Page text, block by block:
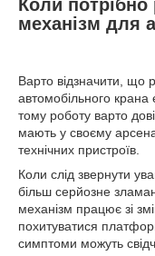
Коли
механізм для
Варто відзначити, що
автомобільного
тому роботу варто
мають у своєму
технічних пристроїв.
Коли слід звернути
більш серйозне
механізм працює зі
похитуватися
симптоми можуть